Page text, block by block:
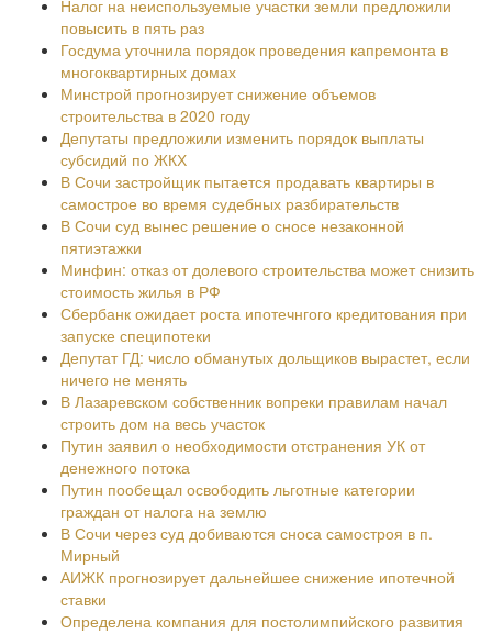
Налог на неиспользуемые участки земли предложили
повысить в пять раз
Госдума уточнила порядок проведения капремонта в
многоквартирных домах
Минстрой прогнозирует снижение объемов
строительства в 2020 году
Депутаты предложили изменить порядок выплаты
субсидий по ЖКХ
В Сочи застройщик пытается продавать квартиры в
самострое во время судебных разбирательств
В Сочи суд вынес решение о сносе незаконной
пятиэтажки
Минфин: отказ от долевого строительства может снизить
стоимость жилья в РФ
Сбербанк ожидает роста ипотечнгого кредитования при
запуске специпотеки
Депутат ГД: число обманутых дольщиков вырастет, если
ничего не менять
В Лазаревском собственник вопреки правилам начал
строить дом на весь участок
Путин заявил о необходимости отстранения УК от
денежного потока
Путин пообещал освободить льготные категории
граждан от налога на землю
В Сочи через суд добиваются сноса самостроя в п.
Мирный
АИЖК прогнозирует дальнейшее снижение ипотечной
ставки
Определена компания для постолимпийского развития